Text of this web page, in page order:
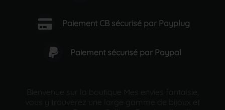
Paiement CB sécurisé par Payplug
Paiement sécurisé par Paypal